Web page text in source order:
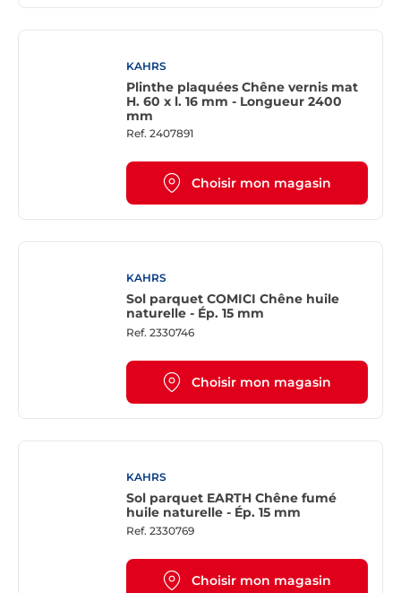
KAHRS
Plinthe plaquées Chêne vernis mat
H. 60 x l. 16 mm - Longueur 2400
mm
Ref. 2407891
Choisir mon magasin
KAHRS
Sol parquet COMICI Chêne huile
naturelle - Ép. 15 mm
Ref. 2330746
Choisir mon magasin
KAHRS
Sol parquet EARTH Chêne fumé
huile naturelle - Ép. 15 mm
Ref. 2330769
Choisir mon magasin